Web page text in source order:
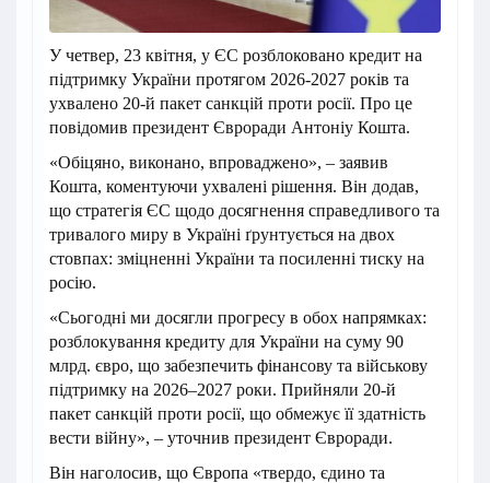
У четвер, 23 квітня, у ЄС розблоковано кредит на
підтримку України протягом 2026-2027 років та
ухвалено 20-й пакет санкцій проти росії. Про це
повідомив президент Євроради Антоніу Кошта.
«Обіцяно, виконано, впроваджено», – заявив
Кошта, коментуючи ухвалені рішення. Він додав,
що стратегія ЄС щодо досягнення справедливого та
тривалого миру в Україні ґрунтується на двох
стовпах: зміцненні України та посиленні тиску на
росію.
«Сьогодні ми досягли прогресу в обох напрямках:
розблокування кредиту для України на суму 90
млрд. євро, що забезпечить фінансову та військову
підтримку на 2026–2027 роки. Прийняли 20-й
пакет санкцій проти росії, що обмежує її здатність
вести війну», – уточнив президент Євроради.
Він наголосив, що Європа «твердо, єдино та